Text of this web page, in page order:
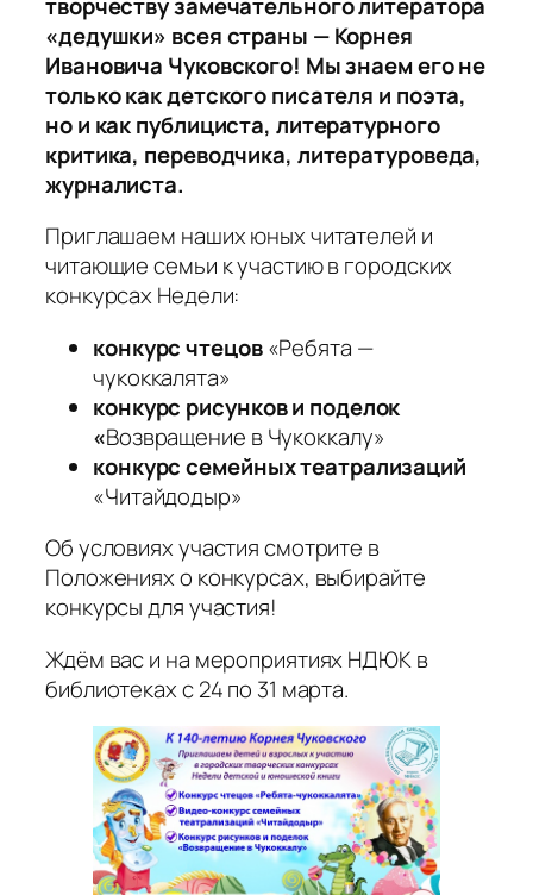
«дедушки» всея страны — Корнея
Ивановича Чуковского! Мы знаем его не
только как детского писателя и поэта,
но и как публициста, литературного
критика, переводчика, литературоведа,
журналиста.
Приглашаем наших юных читателей и
читающие семьи к участию в городских
конкурсах Недели:
конкурс чтецов«Ребята —
чукоккалята»
конкурс рисунков и поделок
«Возвращение в Чукоккалу»
конкурс семейных театрализаций
«Читайдодыр»
Об условиях участия смотрите в
Положениях о конкурсах, выбирайте
конкурсы для участия!
Ждём вас и на мероприятиях НДЮК в
библиотеках с 24 по 31 марта.